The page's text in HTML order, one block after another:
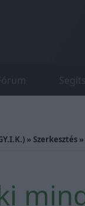
» Szerkesztés »